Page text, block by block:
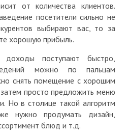
от количества клиентов.
посетители сильно не
выбирают вас, то за
хорошую прибыль.
поступают быстро,
можно по пальцам
снять помещение с хорошим
просто предложить меню
Но в столице такой алгоритм
нужно продумать дизайн,
блюд и т.д.